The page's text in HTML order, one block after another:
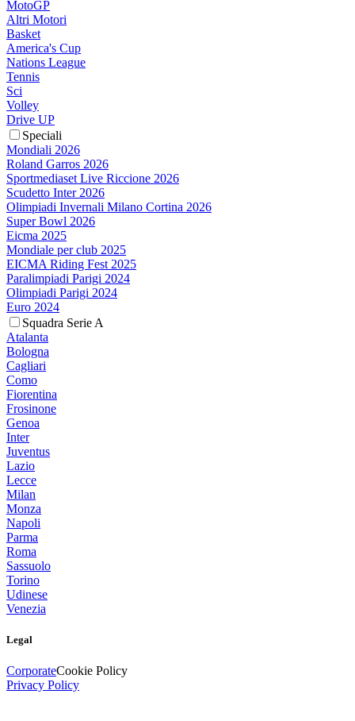
MotoGP
Altri Motori
Basket
America's Cup
Nations League
Tennis
Sci
Volley
Drive UP
Speciali
Mondiali 2026
Roland Garros 2026
Sportmediaset Live Riccione 2026
Scudetto Inter 2026
Olimpiadi Invernali Milano Cortina 2026
Super Bowl 2026
Eicma 2025
Mondiale per club 2025
EICMA Riding Fest 2025
Paralimpiadi Parigi 2024
Olimpiadi Parigi 2024
Euro 2024
Squadra Serie A
Atalanta
Bologna
Cagliari
Como
Fiorentina
Frosinone
Genoa
Inter
Juventus
Lazio
Lecce
Milan
Monza
Napoli
Parma
Roma
Sassuolo
Torino
Udinese
Venezia
Legal
CorporateCookie Policy
Privacy Policy